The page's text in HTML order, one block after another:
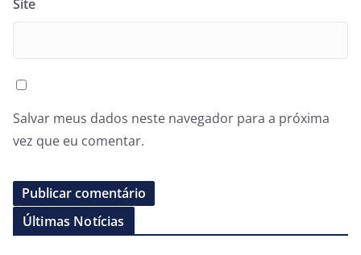
Site
Salvar meus dados neste navegador para a próxima
vez que eu comentar.
Últimas Notícias